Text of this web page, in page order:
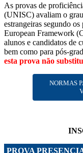
As provas de
(UNISC) avaliam o
estrangeiras segundo
European Framework
alunos e candidatos de
bem como para pós-
esta prova não
NORMAS
PROVA